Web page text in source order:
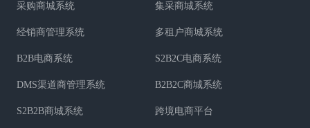
采购商城系统 集采商城系统
经销商管理系统 多租户商城系统
B2B电商系统 S2B2C电商系统
DMS渠道商管理系统 B2B2C商城系统
S2B2B商城系统 跨境电商平台